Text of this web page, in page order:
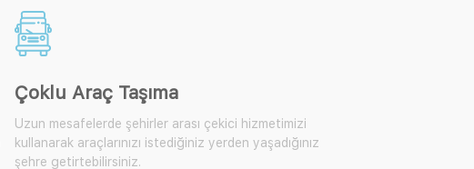
Çoklu Araç Taşıma
Uzun mesafelerde şehirler arası çekici hizmetimizi
kullanarak araçlarınızı istediğiniz yerden yaşadığınız
şehre getirtebilirsiniz.